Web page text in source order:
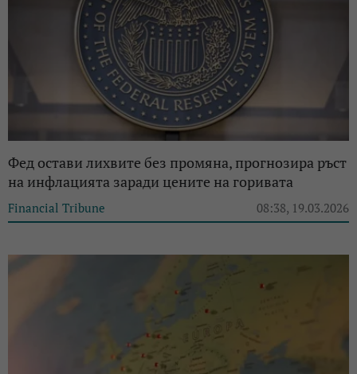
Фед остави лихвите без промяна, прогнозира ръст
на инфлацията заради цените на горивата
Financial Tribune 08:38, 19.03.2026